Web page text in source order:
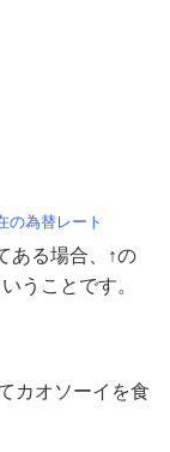
の為替レート
ある場合、↑の
うことです。
カオソーイを食